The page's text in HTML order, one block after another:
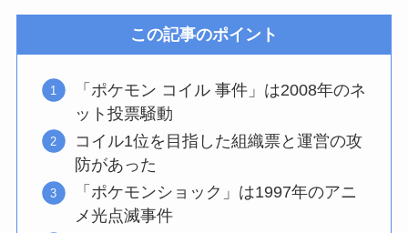
この記事のポイント
「ポケモン コイル 事件」は2008年のネ
ット投票騒動
コイル1位を目指した組織票と運営の攻
防があった
「ポケモンショック」は1997年のアニ
メ光点滅事件